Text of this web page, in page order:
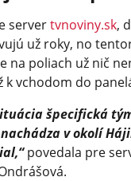
servertvnoviny.sk,
už roky, no
na poliach už nič
k vchodom do
špecifická
v okolí
povedala pre